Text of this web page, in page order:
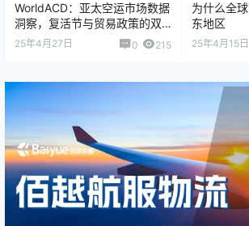
WorldACD：亚太空运市场数据
洞察，复活节与贸易政策的双
重影响
25年4月27日 0 215
为什么全
东地区
25年4月15日